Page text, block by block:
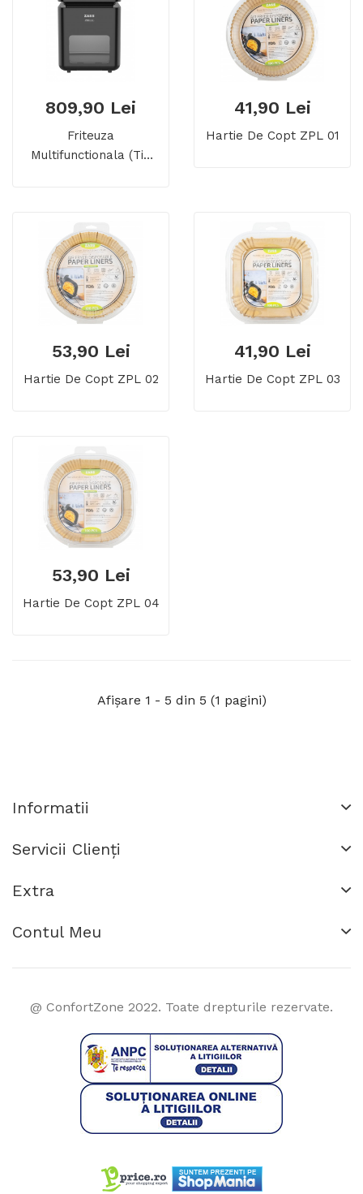
809,90 Lei
Friteuza
Multifunctionala (tip
41,90 Lei
Hartie De Copt ZPL 01
53,90 Lei
Hartie De Copt ZPL 02
41,90 Lei
Hartie De Copt ZPL 03
53,90 Lei
Hartie De Copt ZPL 04
Afişare 1 - 5 din 5 (1 pagini)
Informatii
Servicii Clienţi
Extra
Contul Meu
@ ConfortZone 2022. Toate drepturile rezervate.